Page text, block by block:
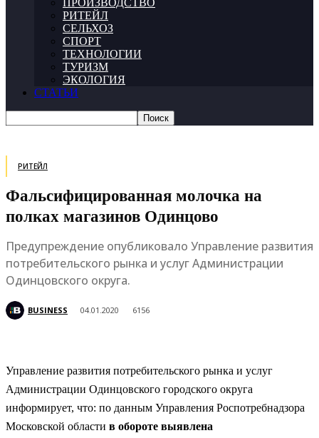
ПРОИЗВОДСТВО
РИТЕЙЛ
СЕЛЬХОЗ
СПОРТ
ТЕХНОЛОГИИ
ТУРИЗМ
ЭКОЛОГИЯ
СТАТЬИ
РИТЕЙЛ
Фальсифицированная молочка на
полках магазинов Одинцово
Предупреждение опубликовало Управление развития
потребительского рынка и услуг Администрации
Одинцовского округа.
BUSINESS 04.01.2020 6156
Управление развития потребительского рынка и услуг
Администрации Одинцовского городского округа
информирует, что: по данным Управления Роспотребнадзора
Московской области в обороте выявлена